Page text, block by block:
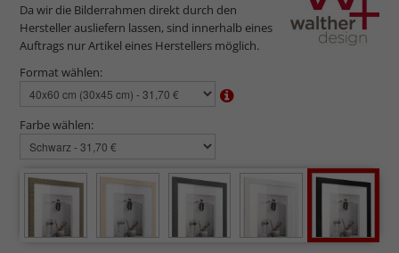
Da wir die Bilderrahmen direkt durch den
Hersteller ausliefern lassen, sind innerhalb eines
Auftrags nur Artikel eines Herstellers möglich.
Format wählen:
Farbe wählen: